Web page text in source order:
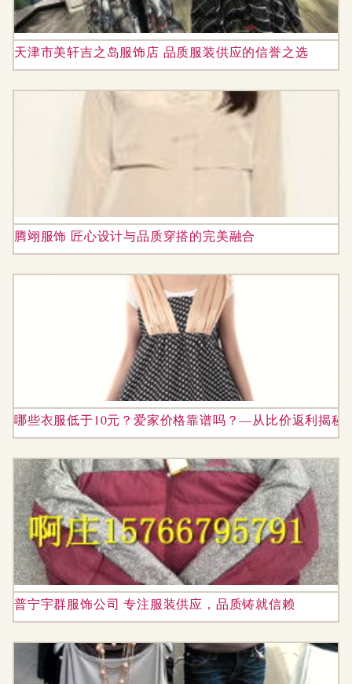
天津市美轩吉之岛服饰店 品质服装供应的信誉之选
腾翊服饰 匠心设计与品质穿搭的完美融合
哪些衣服低于10元？爱家价格靠谱吗？—从比价返利揭秘
普宁宇群服饰公司 专注服装供应，品质铸就信赖